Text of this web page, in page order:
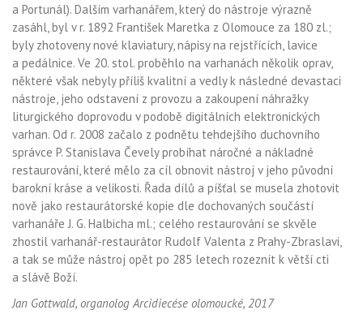
a Portunál). Dalším varhanářem, který do nástroje výrazně
zasáhl, byl v r. 1892 František Maretka z Olomouce za 180 zl.;
byly zhotoveny nové klaviatury, nápisy na rejstřících, lavice
a pedálnice. Ve 20. stol. proběhlo na varhanách několik oprav,
některé však nebyly příliš kvalitní a vedly k následné devastaci
nástroje, jeho odstavení z provozu a zakoupení náhražky
liturgického doprovodu v podobě digitálních elektronických
varhan. Od r. 2008 začalo z podnětu tehdejšího duchovního
správce P. Stanislava Čevely probíhat náročné a nákladné
restaurování, které mělo za cíl obnovit nástroj v jeho původní
barokní kráse a velikosti. Řada dílů a píšťal se musela zhotovit
nově jako restaurátorské kopie dle dochovaných součástí
varhanáře J. G. Halbicha ml.; celého restaurování se skvěle
zhostil varhanář-restaurátor Rudolf Valenta z Prahy-Zbraslavi,
a tak se může nástroj opět po 285 letech rozeznít k větší cti
a slávě Boží.
Jan Gottwald, organolog Arcidiecése olomoucké, 2017